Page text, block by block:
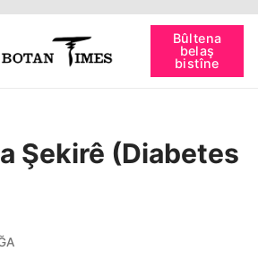
Bûltena
belaş
bistîne
Şekirê (Diabetes